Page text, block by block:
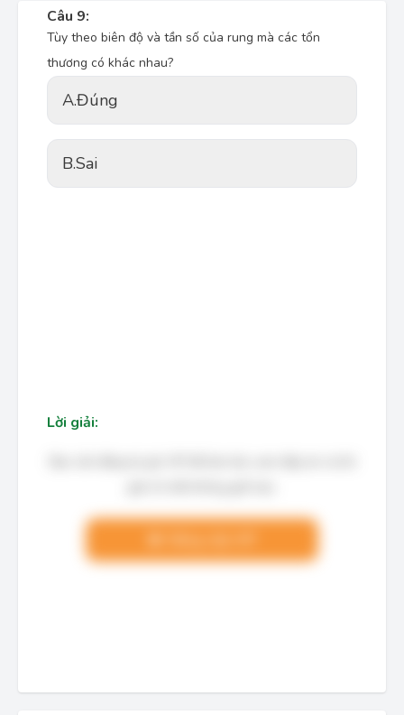
Câu 9:
Tùy theo biên độ và tần số của rung mà các tổn
thương có khác nhau?
A.Đúng
B.Sai
Lời giải: